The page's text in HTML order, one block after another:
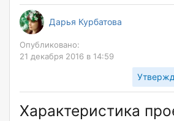
Дарья Курбатова
Опубликовано:
21 декабря 2016 в 14:59
Характеристика